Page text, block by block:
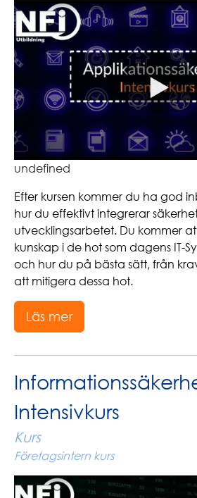
undefined
Efter kursen kommer du ha god
hur du effektivt integrerar
utvecklingsarbetet. Du kommer
kunskap i de hot som dagens IT-
och hur du på bästa sätt, från
att mitigera dessa hot.
Läs mer
Intensivkurs
Kurs
Företagsintern kurs